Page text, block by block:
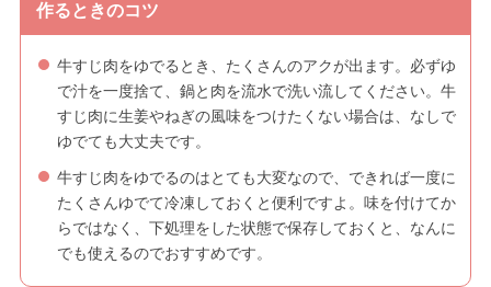
作るときのコツ
牛すじ肉をゆでるとき、たくさんのアクが出ます。必ずゆ
で汁を一度捨て、鍋と肉を流水で洗い流してください。牛
すじ肉に生姜やねぎの風味をつけたくない場合は、なしで
ゆでても大丈夫です。
牛すじ肉をゆでるのはとても大変なので、できれば一度に
たくさんゆでて冷凍しておくと便利ですよ。味を付けてか
らではなく、下処理をした状態で保存しておくと、なんに
でも使えるのでおすすめです。